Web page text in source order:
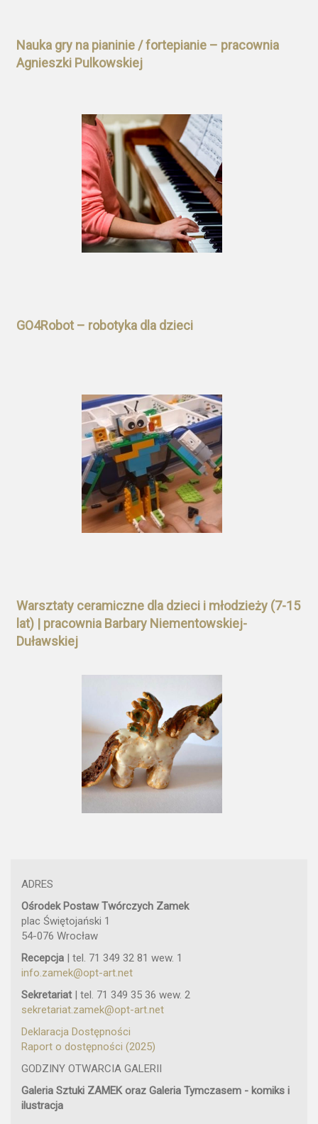
Nauka gry na pianinie / fortepianie – pracownia
Agnieszki Pulkowskiej
GO4Robot – robotyka dla dzieci
Warsztaty ceramiczne dla dzieci i młodzieży (7-15
lat) | pracownia Barbary Niementowskiej-
Duławskiej
ADRES
Ośrodek Postaw Twórczych Zamek
plac Świętojański 1
54-076 Wrocław
Recepcja | tel. 71 349 32 81 wew. 1
info.zamek@opt-art.net
Sekretariat | tel. 71 349 35 36 wew. 2
sekretariat.zamek@opt-art.net
Deklaracja Dostępności
Raport o dostępności (2025)
GODZINY OTWARCIA GALERII
Galeria Sztuki ZAMEK oraz Galeria Tymczasem - komiks i
ilustracja